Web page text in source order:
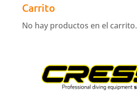
Carrito
No hay productos en el carrito.